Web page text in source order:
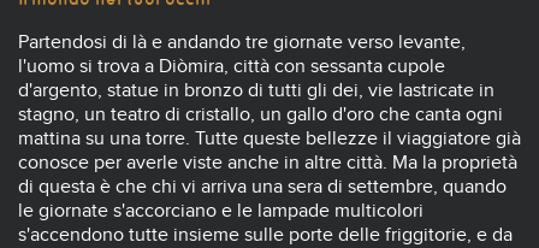
Partendosi di là e andando tre giornate verso levante,
l'uomo si trova a Diòmira, città con sessanta cupole
d'argento, statue in bronzo di tutti gli dei, vie lastricate in
stagno, un teatro di cristallo, un gallo d'oro che canta ogni
mattina su una torre. Tutte queste bellezze il viaggiatore già
conosce per averle viste anche in altre città. Ma la proprietà
di questa è che chi vi arriva una sera di settembre, quando
le giornate s'accorciano e le lampade multicolori
s'accendono tutte insieme sulle porte delle friggitorie, e da